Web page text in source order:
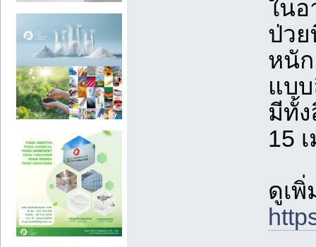
ใน
ป่ว
หนั
แบ
มีทั้
15
ดูเพิ่